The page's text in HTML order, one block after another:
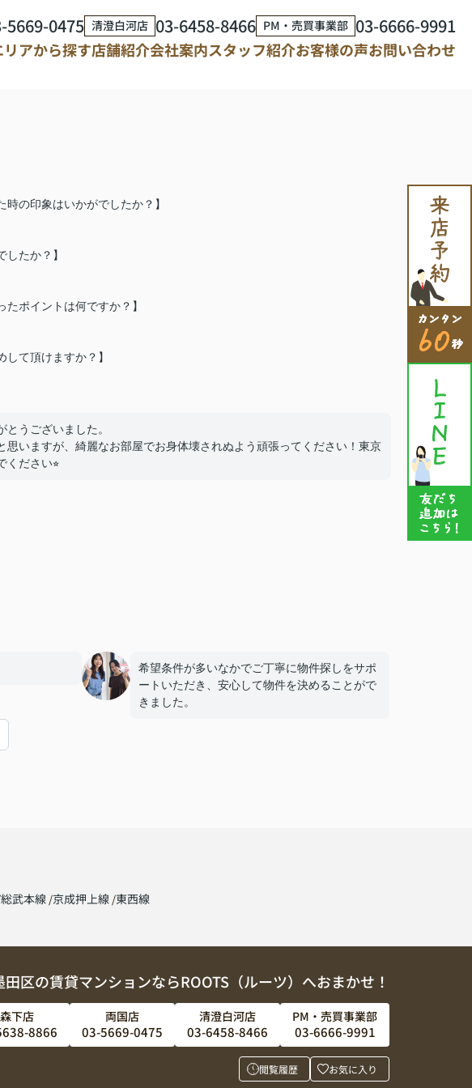
5669-0475 清澄白河店 03-6458-8466 PM・売買事業部 03-6666-9991
リアから探す店舗紹介会社案内スタッフ紹介お客様の声お問い合わせ
時の印象はいかがでしたか？】
したか？】
たポイントは何ですか？】
して頂けますか？】
とうございました。
思いますが、綺麗なお部屋でお身体壊されぬよう頑張ってください！東京
ください⭐︎
希望条件が多いなかでご丁寧に物件探しをサポ
ートいただき、安心して物件を決めることがで
きました。
総武本線 京成押上線 東西線
区の賃貸マンションならROOTS（ルーツ）へおまかせ！
森下店
8866
両国店
03-5669-0475
清澄白河店
03-6458-8466
PM・売買事業部
03-6666-9991
閲覧履歴 お気に入り